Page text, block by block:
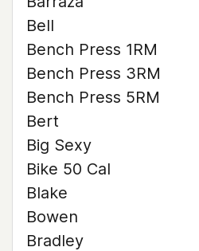
Bell
Bench Press 1RM
Bench Press 3RM
Bench Press 5RM
Bert
Big Sexy
Bike 50 Cal
Blake
Bowen
Bradley